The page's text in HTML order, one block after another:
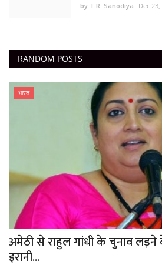
by T.R. Sanodiya Dec
RANDOM POSTS
भारत
अमेठी से राहुल गांधी के चुनाव
इरानी...